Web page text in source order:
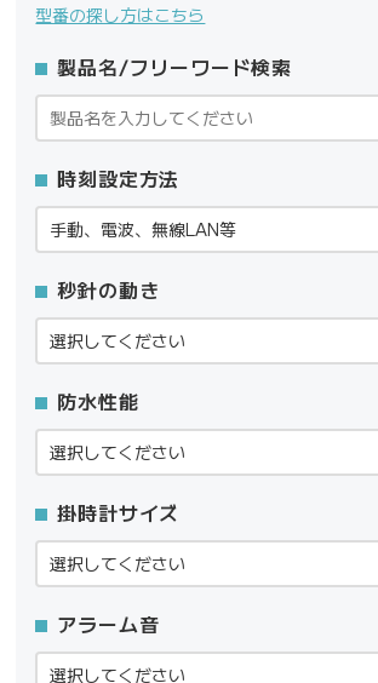
型番の探し方はこちら
製品名/フリーワード検索
時刻設定方法
秒針の動き
防水性能
掛時計サイズ
アラーム音